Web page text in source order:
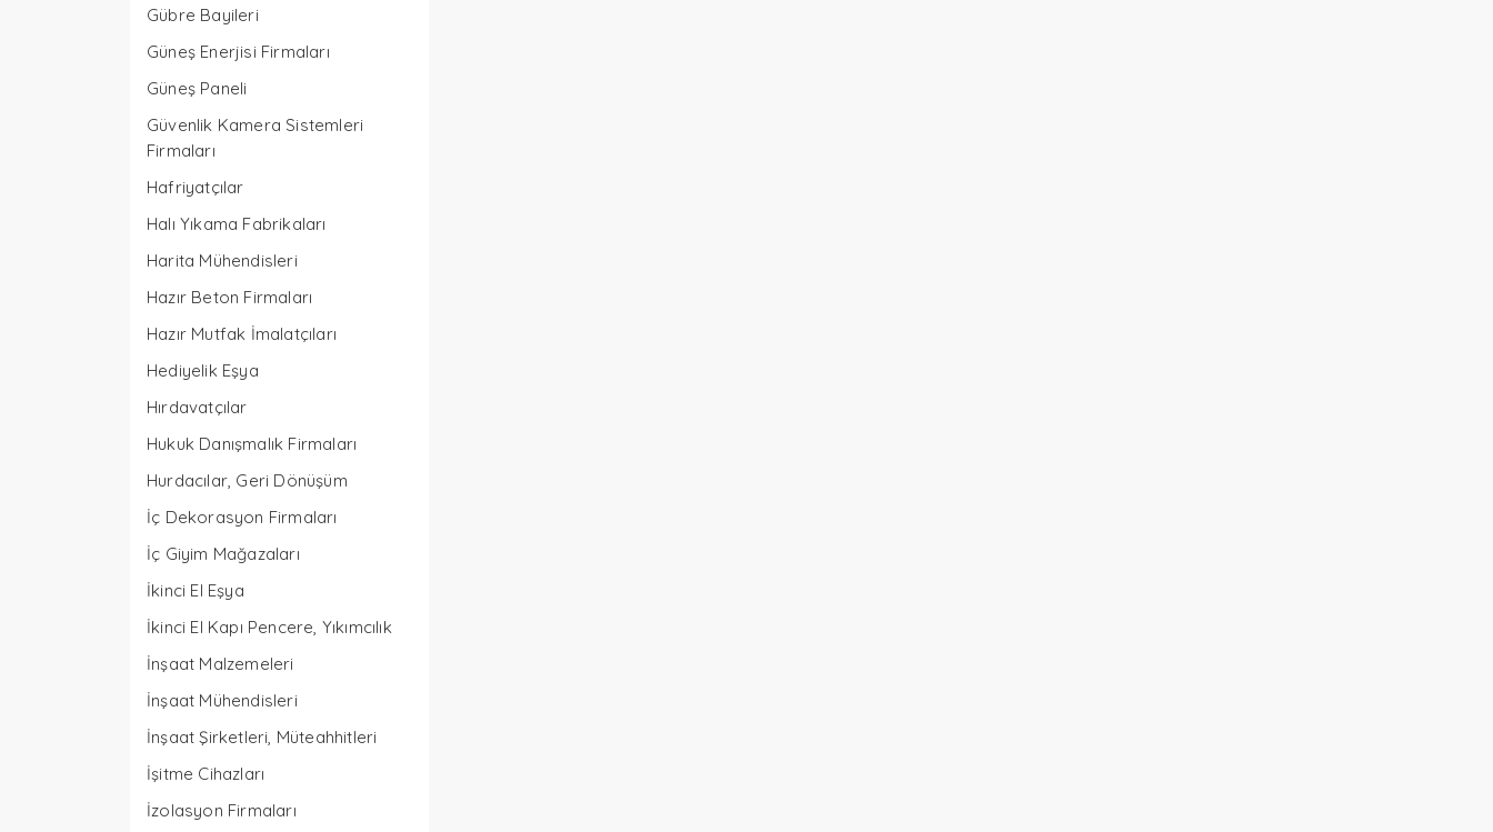
Gübre Bayileri
Güneş Enerjisi Firmaları
Güneş Paneli
Güvenlik Kamera Sistemleri
Firmaları
Hafriyatçılar
Halı Yıkama Fabrikaları
Harita Mühendisleri
Hazır Beton Firmaları
Hazır Mutfak İmalatçıları
Hediyelik Eşya
Hırdavatçılar
Hukuk Danışmalık Firmaları
Hurdacılar, Geri Dönüşüm
İç Dekorasyon Firmaları
İç Giyim Mağazaları
İkinci El Eşya
İkinci El Kapı Pencere, Yıkımcılık
İnşaat Malzemeleri
İnşaat Mühendisleri
İnşaat Şirketleri, Müteahhitleri
İşitme Cihazları
İzolasyon Firmaları